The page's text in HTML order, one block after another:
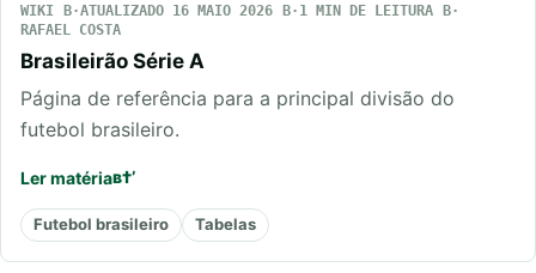
WIKI ATUALIZADO 16 MAIO 2026
1 MIN DE LEITURA
RAFAEL COSTA
Brasileirão Série A
Página de referência para a principal divisão do
futebol brasileiro.
Ler matéria
Futebol brasileiro Tabelas